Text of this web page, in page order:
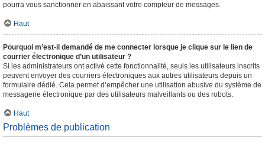
pourra vous sanctionner en abaissant votre compteur de messages.
Haut
Pourquoi m’est-il demandé de me connecter lorsque je clique sur le lien de
courrier électronique d’un utilisateur ?
Si les administrateurs ont activé cette fonctionnalité, seuls les utilisateurs inscrits
peuvent envoyer des courriers électroniques aux autres utilisateurs depuis un
formulaire dédié. Cela permet d’empêcher une utilisation abusive du système de
messagerie électronique par des utilisateurs malveillants ou des robots.
Haut
Problèmes de publication